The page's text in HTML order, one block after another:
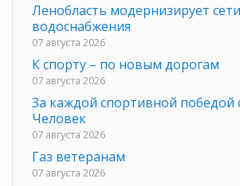
Ленобласть модернизирует сети
водоснабжения
07 августа 2026
К спорту – по новым дорогам
07 августа 2026
За каждой спортивной победой
Человек
07 августа 2026
Газ ветеранам
07 августа 2026